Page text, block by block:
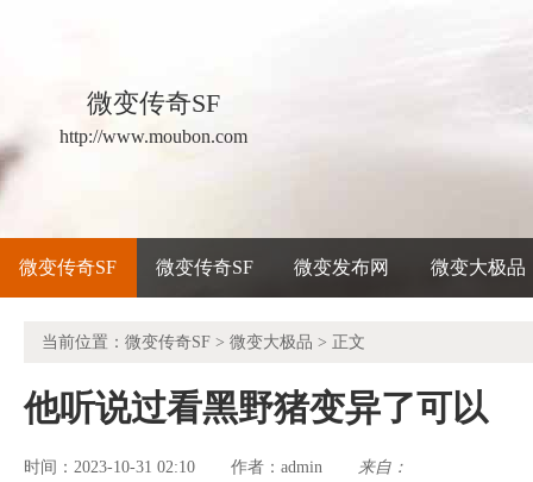
微变传奇SF
http://www.moubon.com
微变传奇SF 微变传奇SF 微变发布网 微变大极品
当前位置： 微变传奇SF > 微变大极品 > 正文
他听说过看黑野猪变异了可以
时间：2023-10-31 02:10 作者： admin 来自：